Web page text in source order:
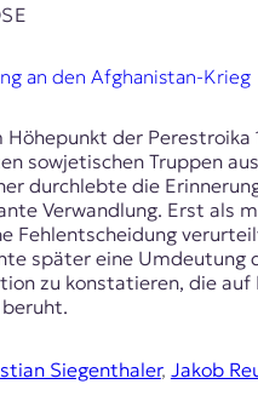
an den Afghanistan-Krieg
Höhepunkt der Perestroika
sowjetischen Truppen
durchlebte die
Verwandlung. Erst als
Fehlentscheidung
später eine Umdeutung
zu konstatieren, die auf
Siegenthaler, Jakob